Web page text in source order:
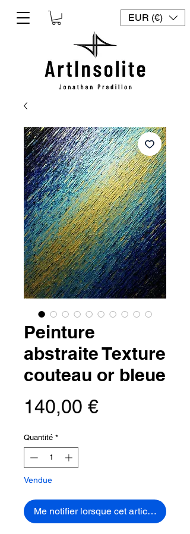
EUR (€)
Peinture
abstraite Texture
couteau or bleue
140,00 €Prix
Quantité *
Vendue
Me notifier lorsque cet article est